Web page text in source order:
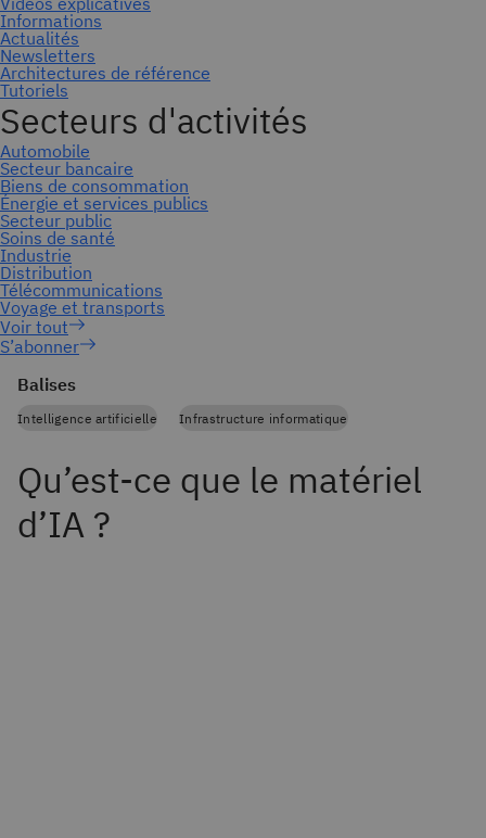
S’abonner
Balises
Intelligence artificielle Infrastructure informatique
Qu’est-ce que le matériel
d’IA ?